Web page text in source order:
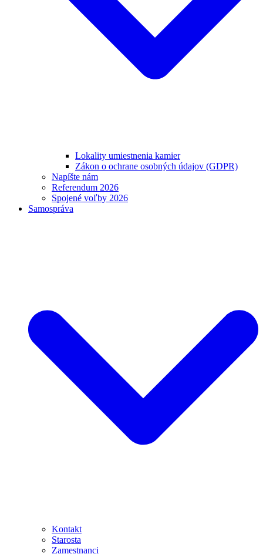
Lokality umiestnenia kamier
Zákon o ochrane osobných údajov (GDPR)
Napíšte nám
Referendum 2026
Spojené voľby 2026
Samospráva
Kontakt
Starosta
Zamestnanci